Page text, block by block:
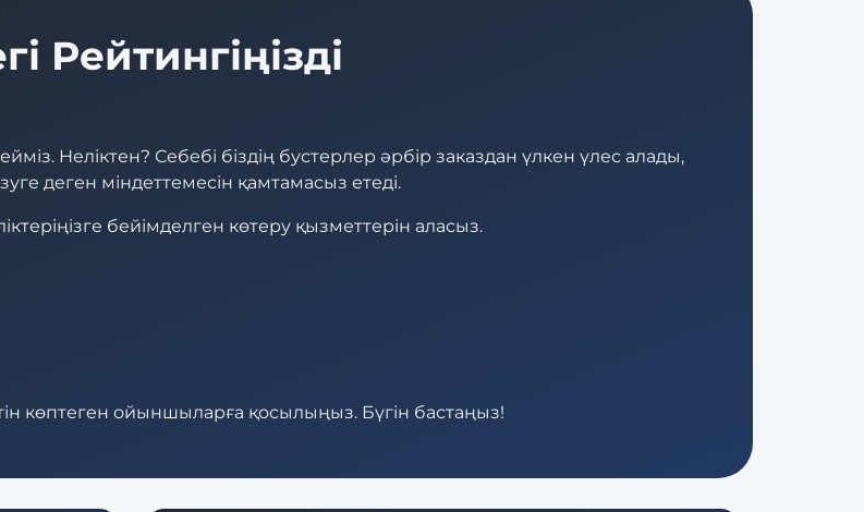
Рейтингіңізді
Неліктен? Себебі біздің бустерлер әрбір заказдан үлкен үлес алады,
деген міндеттемесін қамтамасыз етеді.
бейімделген көтеру қызметтерін аласыз.
көптеген ойыншыларға қосылыңыз. Бүгін бастаңыз!